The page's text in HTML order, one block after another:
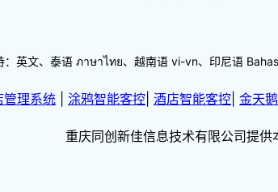
：英文、泰语 ภาษาไทย、越南语 vi-vn、印尼语
管理系统 涂鸦智能客控 酒店智能客控 金天
重庆同创新佳信息技术有限公司提供